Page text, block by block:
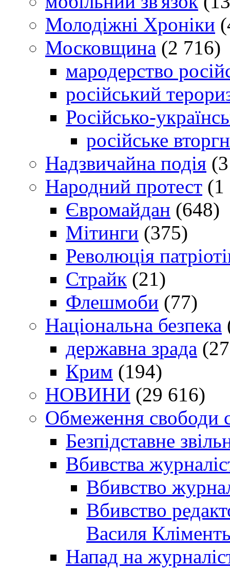
Молодіжні Хроніки
Московщина (2 716)
мародерство
російський
Російсько-
російське
Надзвичайна подія
Народний протест (1
Євромайдан (648)
Мітинги (375)
Революція
Страйк (21)
Флешмоби (77)
Національна безпека
державна зрада
Крим (194)
НОВИНИ (29 616)
Обмеження свободи
Безпідставне
Вбивства
Вбивство
Вбивство
Василя
Напад на